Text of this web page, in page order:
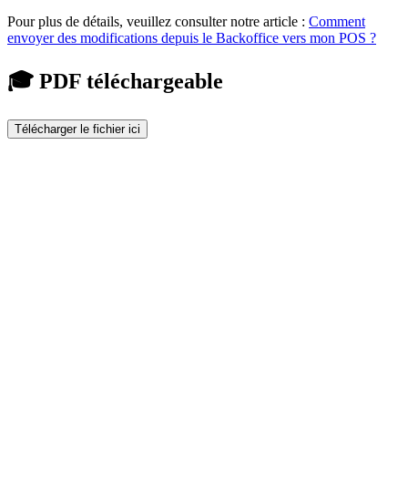
Pour plus de détails, veuillez consulter notre article : Comment
envoyer des modifications depuis le Backoffice vers mon POS ?
🎓 PDF téléchargeable
Télécharger le fichier ici